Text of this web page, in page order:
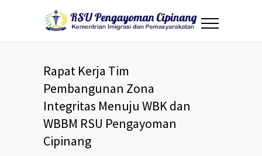
Rapat Kerja Tim
Pembangunan Zona
Integritas Menuju WBK dan
WBBM RSU Pengayoman
Cipinang